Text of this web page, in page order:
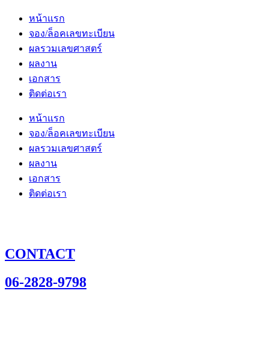
หน้าแรก
จอง/ล็อคเลขทะเบียน
ผลรวมเลขศาสตร์
ผลงาน
เอกสาร
ติดต่อเรา
หน้าแรก
จอง/ล็อคเลขทะเบียน
ผลรวมเลขศาสตร์
ผลงาน
เอกสาร
ติดต่อเรา
CONTACT
06-2828-9798